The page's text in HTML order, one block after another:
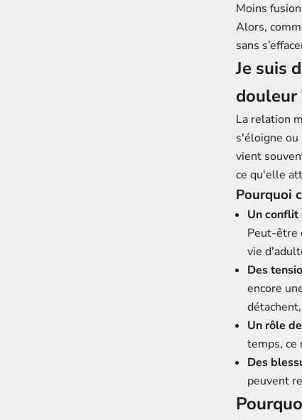
Moins
Alors,
sans
Je suis
douleur
La relation
s'éloigne ou
vient
ce qu'elle
Pourquoi
Un
Peut-être
vie
Des
encore
Un rôle
temps, ce
Des
peuvent